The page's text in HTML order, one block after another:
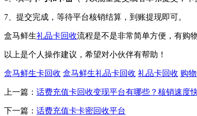
7、提交完成，等待平台核销结算，到账提现即可。
盒马鲜生礼品卡回收流程是不是非常简单方便，有购
以上是个人操作建议，希望对小伙伴有帮助！
盒马鲜生卡回收 盒马鲜生礼品卡回收 礼品卡回收 购
上一篇： 话费充值卡回收变现平台有哪些？核销速度
下一篇： 话费充值卡卡密回收平台